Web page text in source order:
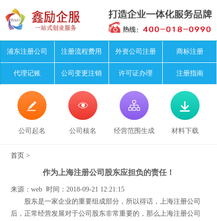
浦东注册公司 注册流程费用 外资公司注册 商标注册
代理记账 公司变更注销 许可证办理 注册指南

公司起名

公司核名

经营范围生成

材料下载
首页 >
作为上海注册公司股东应担负的责任！
来源：web 时间：2018-09-21 12:21:15
股东是一家企业的重要组成部分，所以得话，上海注册公司
后，正常经营发展对于公司股东非常重要的，那么上海注册公司